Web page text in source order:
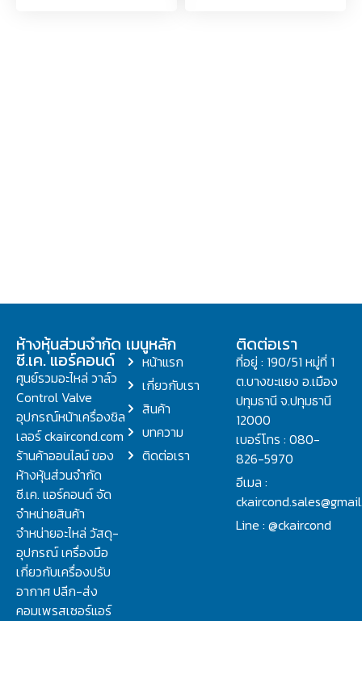
ห้างหุ้นส่วนจำกัด
ซี.เค. แอร์คอนด์
ศูนย์รวมอะไหล่ วาล์ว
Control Valve
อุปกรณ์หน้าเครื่องชิล
เลอร์ ckaircond.com
ร้านค้าออนไลน์ ของ
ห้างหุ้นส่วนจำกัด
ซี.เค. แอร์คอนด์ จัด
จำหน่ายสินค้า
จำหน่ายอะไหล่ วัสดุ-
อุปกรณ์ เครื่องมือ
เกี่ยวกับเครื่องปรับ
อากาศ ปลีก-ส่ง
คอมเพรสเซอร์แอร์
เมนูหลัก
หน้าแรก
เกี่ยวกับเรา
สินค้า
บทความ
ติดต่อเรา
ติดต่อเรา
ที่อยู่ : 190/51 หมู่ที่ 1
ต.บางขะแยง อ.เมือง
ปทุมธานี จ.ปทุมธานี
12000
เบอร์โทร : 080-
826-5970
อีเมล :
Line : @ckaircond